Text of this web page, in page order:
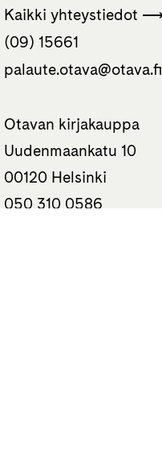
Kaikki yhteystiedot
(09) 15661
Otavan kirjakauppa
Uudenmaankatu 10
00120 Helsinki
050 310 0586